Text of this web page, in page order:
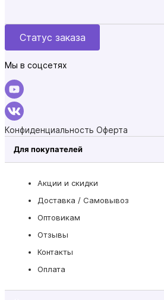
Статус заказа
Мы в соцсетях
Конфиденциальность Оферта
Для покупателей
Акции и скидки
Доставка / Самовывоз
Оптовикам
Отзывы
Контакты
Оплата